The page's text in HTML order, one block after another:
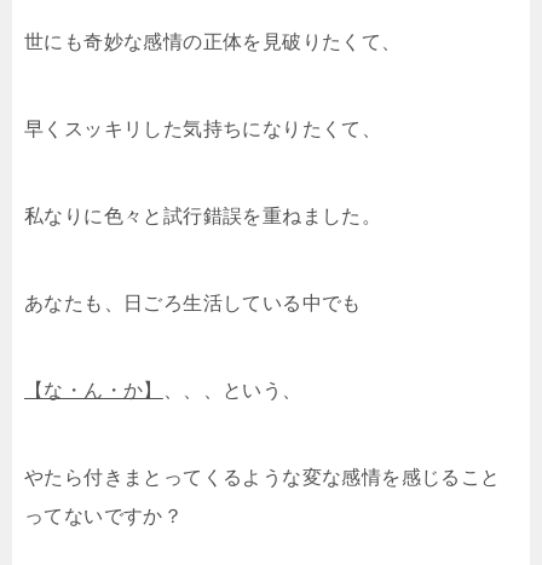
世にも奇妙な感情の正体を見破りたくて、
早くスッキリした気持ちになりたくて、
私なりに色々と試行錯誤を重ねました。
あなたも、日ごろ生活している中でも
【な・ん・か】 、、、という、
やたら付きまとってくるような変な感情を感じること
ってないですか？